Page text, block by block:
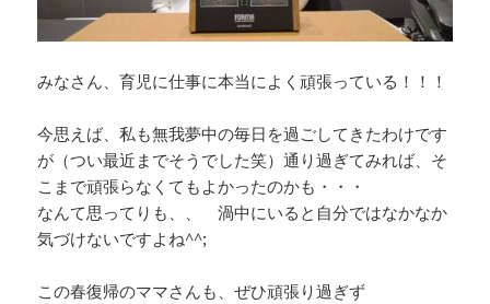
みなさん、育児に仕事に本当によく頑張っている！！！
今思えば、私も無我夢中の毎日を過ごしてきたわけです
が（つい最近までそうでした笑）通り過ぎてみれば、そ
こまで頑張らなくてもよかったのかも・・・
なんて思ってりも、、 渦中にいると自分ではなかなか
気づけないですよね^^;
この春復帰のママさんも、ぜひ頑張り過ぎず